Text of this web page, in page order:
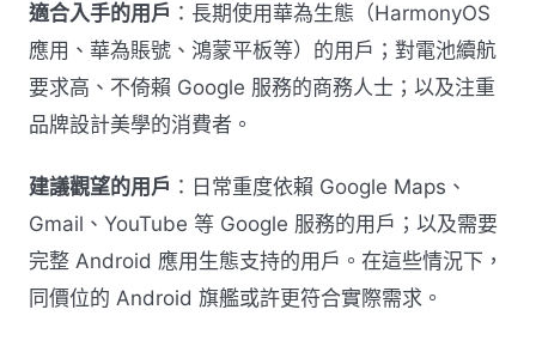
適合入手的用戶 ：長期使用華為生態（HarmonyOS
應用、華為賬號、鴻蒙平板等）的用戶；對電池續航
要求高、不倚賴 Google 服務的商務人士；以及注重
品牌設計美學的消費者。
建議觀望的用戶 ：日常重度依賴 Google Maps、
Gmail、YouTube 等 Google 服務的用戶；以及需要
完整 Android 應用生態支持的用戶。在這些情況下，
同價位的 Android 旗艦或許更符合實際需求。